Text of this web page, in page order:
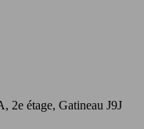
2e étage, Gatineau J9J